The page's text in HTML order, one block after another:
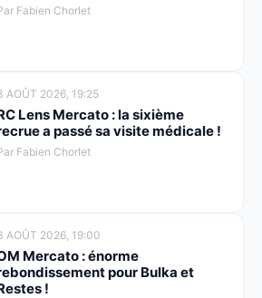
Fabien Chorlet
AOÛT 2026, 19:25
Lens Mercato : la sixième
a passé sa visite médicale !
Fabien Chorlet
AOÛT 2026, 19:00
Mercato : énorme
pour Bulka et
!